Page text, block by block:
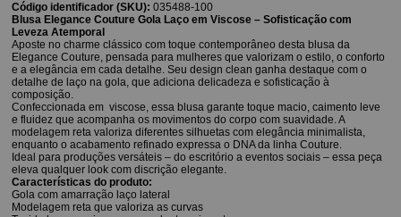
Código identificador (SKU): 035488-100
Blusa Elegance Couture Gola Laço em Viscose – Sofisticação com
Leveza Atemporal
Aposte no charme clássico com toque contemporâneo desta blusa da
Elegance Couture, pensada para mulheres que valorizam o estilo, o conforto
e a elegância em cada detalhe. Seu design clean ganha destaque com o
detalhe de laço na gola, que adiciona delicadeza e sofisticação à
composição.
Confeccionada em viscose, essa blusa garante toque macio, caimento leve
e fluidez que acompanha os movimentos do corpo com suavidade. A
modelagem reta valoriza diferentes silhuetas com elegância minimalista,
enquanto o acabamento refinado expressa o DNA da linha Couture.
Ideal para produções versáteis – do escritório a eventos sociais – essa peça
eleva qualquer look com discrição elegante.
Características do produto:
Gola com amarração laço lateral
Modelagem reta que valoriza as curvas